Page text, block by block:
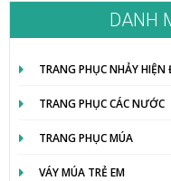
DANH
TRANG PHỤC NHẢY HIỆN
TRANG PHỤC CÁC NƯỚC
TRANG PHỤC MÚA
VÁY MÚA TRẺ EM